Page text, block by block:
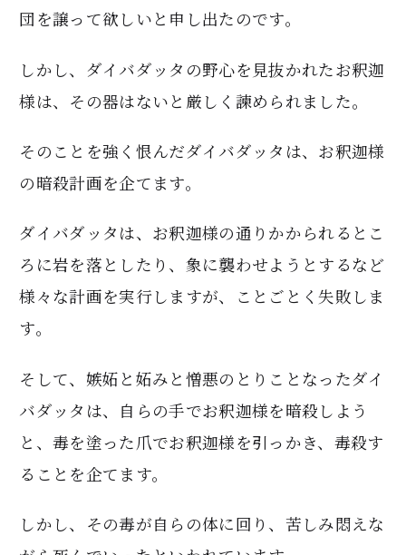
団を譲って欲しいと申し出たのです。
しかし、ダイバダッタの野心を見抜かれたお釈迦
様は、その器はないと厳しく諫められました。
そのことを強く恨んだダイバダッタは、お釈迦様
の暗殺計画を企てます。
ダイバダッタは、お釈迦様の通りかかられるとこ
ろに岩を落としたり、象に襲わせようとするなど
様々な計画を実行しますが、ことごとく失敗しま
す。
そして、嫉妬と妬みと憎悪のとりことなったダイ
バダッタは、自らの手でお釈迦様を暗殺しよう
と、毒を塗った爪でお釈迦様を引っかき、毒殺す
ることを企てます。
しかし、その毒が自らの体に回り、苦しみ悶えな